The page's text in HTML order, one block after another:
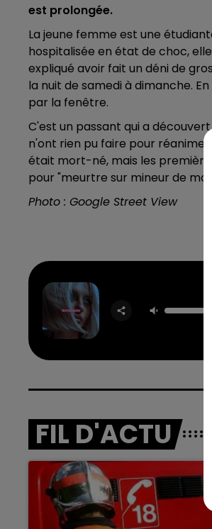
est prolongée.
La jeune femme est une
hospitalisée en état de choc,
expliqué avoir fait un déni de
la nuit de samedi à dimanche.
par la fenêtre.
C'est un passant qui a
n'ont rien pu faire pour
était mort-né, mais les
pour "meurtre sur mineur de
Photo : Google Street View
FIL D'ACTU